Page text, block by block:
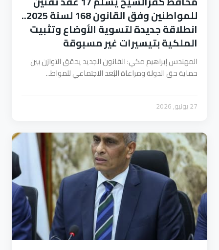
للمواطنين وفق القانون 168 لسنة 2025..
انطلاقة جديدة لتسوية الأوضاع وتثبيت
الملكية بتيسيرات غير مسبوقة
المهندس إبراهيم مكي: القانون الجديد يحقق التوازن بين
حماية حق الدولة ومراعاة البُعد الاجتماعي للمواط...
27 يونيو, 2026